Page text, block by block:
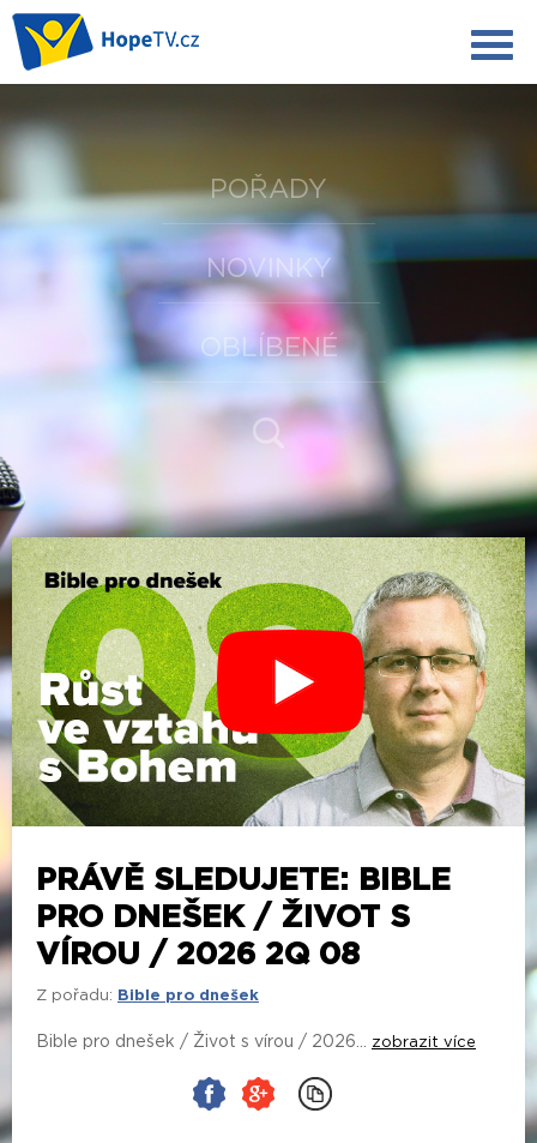
POŘADY
NOVINKY
OBLÍBENÉ
PRÁVĚ SLEDUJETE: BIBLE
PRO DNEŠEK / ŽIVOT S
VÍROU / 2026 2Q 08
Z pořadu: Bible pro dnešek
Bible pro dnešek / Život s vírou / 2026... zobrazit více